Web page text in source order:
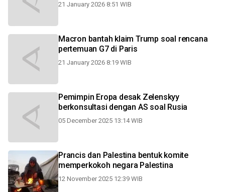
21 January 2026 8:51 WIB
Macron bantah klaim Trump soal rencana
pertemuan G7 di Paris
21 January 2026 8:19 WIB
Pemimpin Eropa desak Zelenskyy
berkonsultasi dengan AS soal Rusia
05 December 2025 13:14 WIB
Prancis dan Palestina bentuk komite
memperkokoh negara Palestina
12 November 2025 12:39 WIB